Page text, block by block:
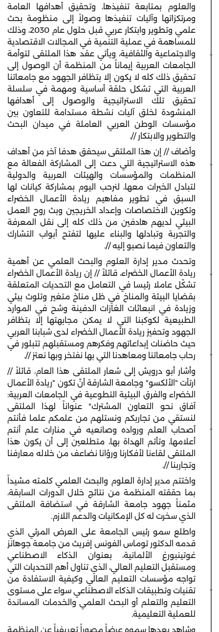
والعلوم بمتابعة تنفيذها، وتحقيق أهدافها العامة
ومرتكزاتها وآليات تنفيذها وصولاً إلى منظومة بحث
علمي وتطوير وابتكار عربي قبل حلول عام 2030، وذلك
للمساهمة في عملية التنمية في المجالات الاقتصادية
والاجتماعية والثقافية، ويأتي عقد هذا الملتقى لتوأمة
الجامعات العربية إيماناً من المنظمة أن الوصول إلى
تحقيق ذلك كله لا يكون إلا بتظافر الجهود مع جامعاتنا
العربية التي تشكل حلقة أساسية ومهمة في سلسلة
تحقيق تلك الاستراتيجية والوصول إلى أهدافها
المنشودة لخلق آليات نشطة مستدامة للتعاون بين
مؤسسات الوطن العربي العاملة في ميدان البحث
والتطوير والابتكار //.
وأضاف // إن هذا الملتقى سيحقق هدفا آخر من أهداف
هذه الاستراتيجية التي دعت إلى المشاركة الفعالة مع
المنظمات والمؤسسات والهيئات العربية والدولية
لتبادل الخبرات معها، لنرحب اليوم بمشاركة كيانات لها
السبق في تطوير مفاهيم ريادة الأعمال الخضراء
وتكوين الاختصاصات وإعداد الخريجين وبث روح العمل
البيئي لديهم هادفين من ذلك كله إلى نقل المعرفة
والتجربة وتبادلها والبناء عليها لتفتح أبواب التشارك
والتعاون فيما نصبو إليه //.
وتحدث مدير إدارة العلوم والبحث العلمي عن أهمية
ريادة الأعمال الخضراء، قائلاً // إن ريادة الأعمال الخضراء
تشكّل عاملا رئيسا في التعامل مع التحديات المتعلقة
بقضايا البيئة والمناخ في ظل مناخ متغير وتلوث بيئي
وزيادة في انبعاثات الغازات الدفينة وشح في الموارد
الطبيعية لكوكبنا التي لا يمكن مجابهتها إلا بتظافر
الجهود وتحفيز ريادة الأعمال الخضراء لدى شبابنا العربي
حيث حاضنات إبداعاتهم وفكرهم ومستقبلهم تتبلور في
رحاب جامعاتنا ومعاهدنا التي بها نفتخر وبها نعتز //.
وأشار أبو درويش إلى شعار الملتقى هذا العام، قائلاً //
ارتأت "الألكسو" وجامعة الشارقة أنّ تكون "ريادة الأعمال
الخضراء والفرق البيئية التطوعية في الجامعات العربية:
آفاق نحو التعاون المشترك" عنواناً لهذا الملتقى
لنستقي من تجاربكم ونستلهم من علمكم علما فأنتم
أصحاب العلم ورواده وصانعيه في منارات علم أنتم
أعلامها، وتأتم الهداة بها، متطلعين إلى أن يكون هذا
الملتقى لقاءنا لأفكارنا ورؤانا نضاعف من خلاله معارفنا
وتجاربنا //.
واختتم مدير إدارة العلوم والبحث العلمي كلمته مشيداً
بما حققته المنظمة من نتائج خلال الدورات السابقة،
مثمناً جهود جامعة الشارقة في استضافة الملتقى
الذي سخرت له كل الإمكانيات والدعم اللازم.
واطلع سمو رئيس الجامعة على العرض المرئي الذي
قدمه الدكتور توماس الفونس إفريث من جامعة جوهانز
غوتينبورغ الألمانية، بعنوان الذكاء الاصطناعي
ومستقبل التعليم العالي، الذي تناول أهم التحديات التي
تواجه مؤسسات التعليم العالي وكيفية الاستفادة من
تقنيات وتطبيقات الذكاء الاصطناعي سواء على مستوى
التعليم والتعلم أو البحث العلمي والخدمات المساندة
للعملية التعليمية.
وشاهد بعدها سموه عرضاً مصوراً تعريفياً عن المنظمة